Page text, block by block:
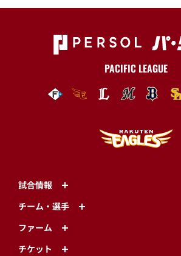
PACIFIC LEAGUE
試合情報
チーム・選手
ファーム
チケット